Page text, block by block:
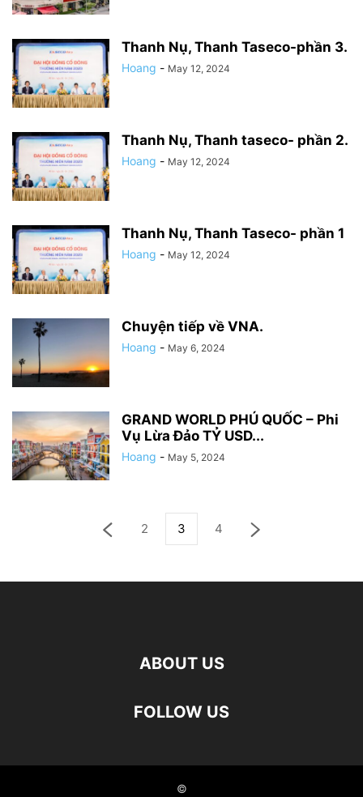
Thanh Nụ, Thanh Taseco-phần 3.
Hoang - May 12, 2024
Thanh Nụ, Thanh taseco- phần 2.
Hoang - May 12, 2024
Thanh Nụ, Thanh Taseco- phần 1
Hoang - May 12, 2024
Chuyện tiếp về VNA.
Hoang - May 6, 2024
GRAND WORLD PHÚ QUỐC – Phi
Vụ Lừa Đảo TỶ USD...
Hoang - May 5, 2024
2 3 4
ABOUT US
FOLLOW US
©